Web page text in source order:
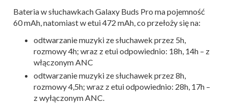
Bateria w słuchawkach Galaxy Buds Pro ma pojemność
60 mAh, natomiast w etui 472 mAh, co przełoży się na:
odtwarzanie muzyki ze słuchawek przez 5h,
rozmowy 4h; wraz z etui odpowiednio: 18h, 14h – z
włączonym ANC
odtwarzanie muzyki ze słuchawek przez 8h,
rozmowy 4,5h; wraz z etui odpowiednio: 28h, 17h –
z wyłączonym ANC.